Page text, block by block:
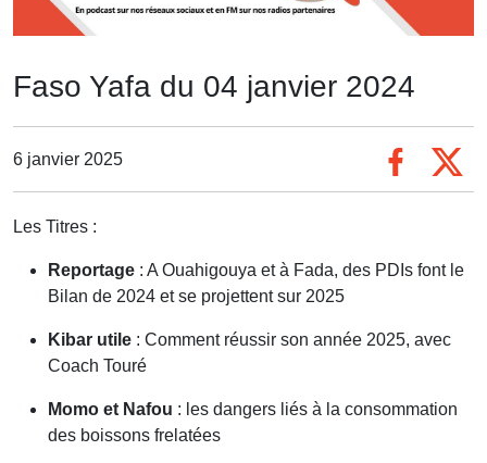
Faso Yafa du 04 janvier 2024
6 janvier 2025
Les Titres :
Reportage : A Ouahigouya et à Fada, des PDIs font le
Bilan de 2024 et se projettent sur 2025
Kibar utile : Comment réussir son année 2025, avec
Coach Touré
Momo et Nafou : les dangers liés à la consommation
des boissons frelatées